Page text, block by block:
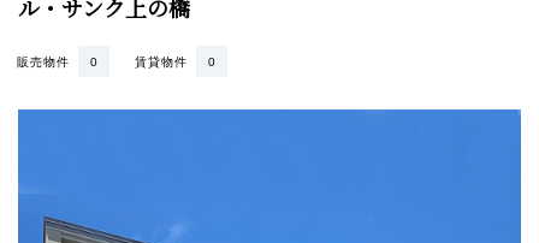
ル・サンク上の橋
賃貸物件 0
販売物件 0